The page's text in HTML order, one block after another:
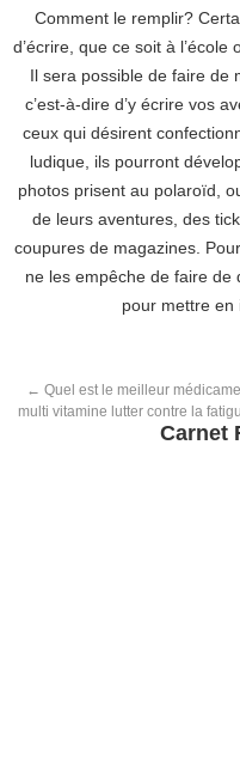
Comment le remplir?
d’écrire, que ce soit à
Il sera possible de faire de
c’est-à-dire d’y écrire vos
ceux qui désirent
ludique, ils pourront
photos prisent au polaroïd,
de leurs aventures, des
coupures de magazines.
ne les empêche de faire de
pour mettre en
← Quel est le meilleur
multi vitamine lutter contre la
Carnet